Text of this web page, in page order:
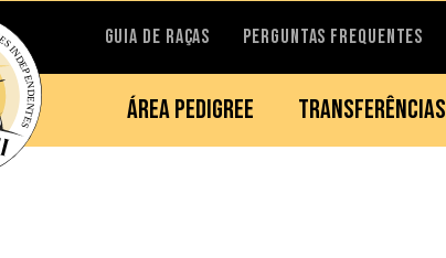
GUIA DE RAÇAS PERGUNTAS FREQUENTES
ÁREA PEDIGREE TRANSFERÊNCIAS